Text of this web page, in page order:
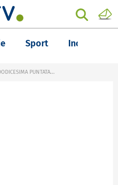
Sport Inchieste
PUNTATA...